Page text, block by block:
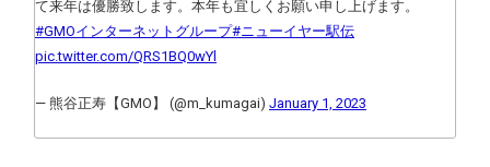
て来年は優勝致します。本年も宜しくお願い申し上げます。
#GMOインターネットグループ#ニューイヤー駅伝
pic.twitter.com/QRS1BQ0wYl
— 熊谷正寿【GMO】 (@m_kumagai) January 1, 2023